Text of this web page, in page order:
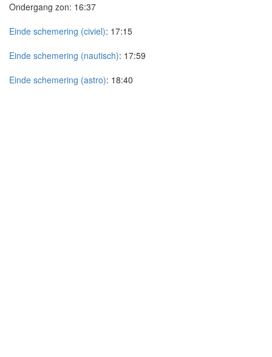
Ondergang zon: 16:37
Einde schemering (civiel): 17:15
Einde schemering (nautisch): 17:59
Einde schemering (astro): 18:40